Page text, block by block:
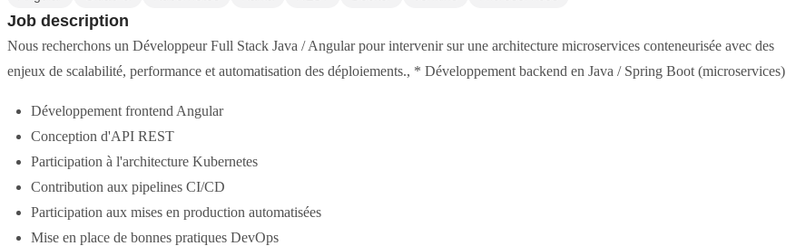
Job description
Nous recherchons un Développeur Full Stack Java / Angular pour intervenir sur une architecture microservices conteneurisée avec des
enjeux de scalabilité, performance et automatisation des déploiements., * Développement backend en Java / Spring Boot (microservices)
Développement frontend Angular
Conception d'API REST
Participation à l'architecture Kubernetes
Contribution aux pipelines CI/CD
Participation aux mises en production automatisées
Mise en place de bonnes pratiques DevOps